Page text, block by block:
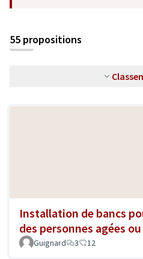
55 propositions
Installation de bancs
des personnes agées
Guignard 3 12